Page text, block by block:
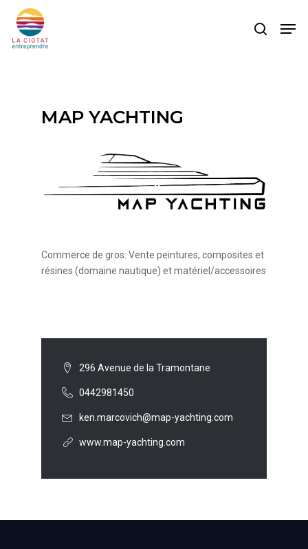
main
search
MAP YACHTING
Commerce de gros: Vente peintures, composites et
résines (domaine nautique) et matériel/accessoires
296 Avenue de la Tramontane
0442981450
ken.marcovich@map-yachting.com
www.map-yachting.com